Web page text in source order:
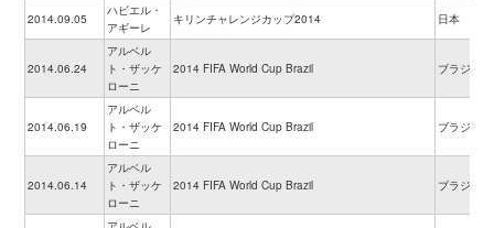
2014.09.05
ハビエル・
アギーレ
キリンチャレンジカップ2014 日本
2014.06.24
アルベル
ト・ザッケ
ローニ
2014 FIFA World Cup Brazil ブラジル
2014.06.19
アルベル
ト・ザッケ
ローニ
2014 FIFA World Cup Brazil ブラジル
2014.06.14
アルベル
ト・ザッケ
ローニ
2014 FIFA World Cup Brazil ブラジル